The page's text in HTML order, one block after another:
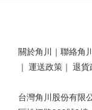
關於角川 ｜ 聯絡角川
｜ 運送政策 ｜ 退貨
台灣角川股份有限